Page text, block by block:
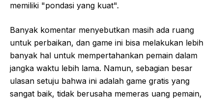
memiliki "pondasi yang kuat".
Banyak komentar menyebutkan masih ada ruang
untuk perbaikan, dan game ini bisa melakukan lebih
banyak hal untuk mempertahankan pemain dalam
jangka waktu lebih lama. Namun, sebagian besar
ulasan setuju bahwa ini adalah game gratis yang
sangat baik, tidak berusaha memeras uang pemain,